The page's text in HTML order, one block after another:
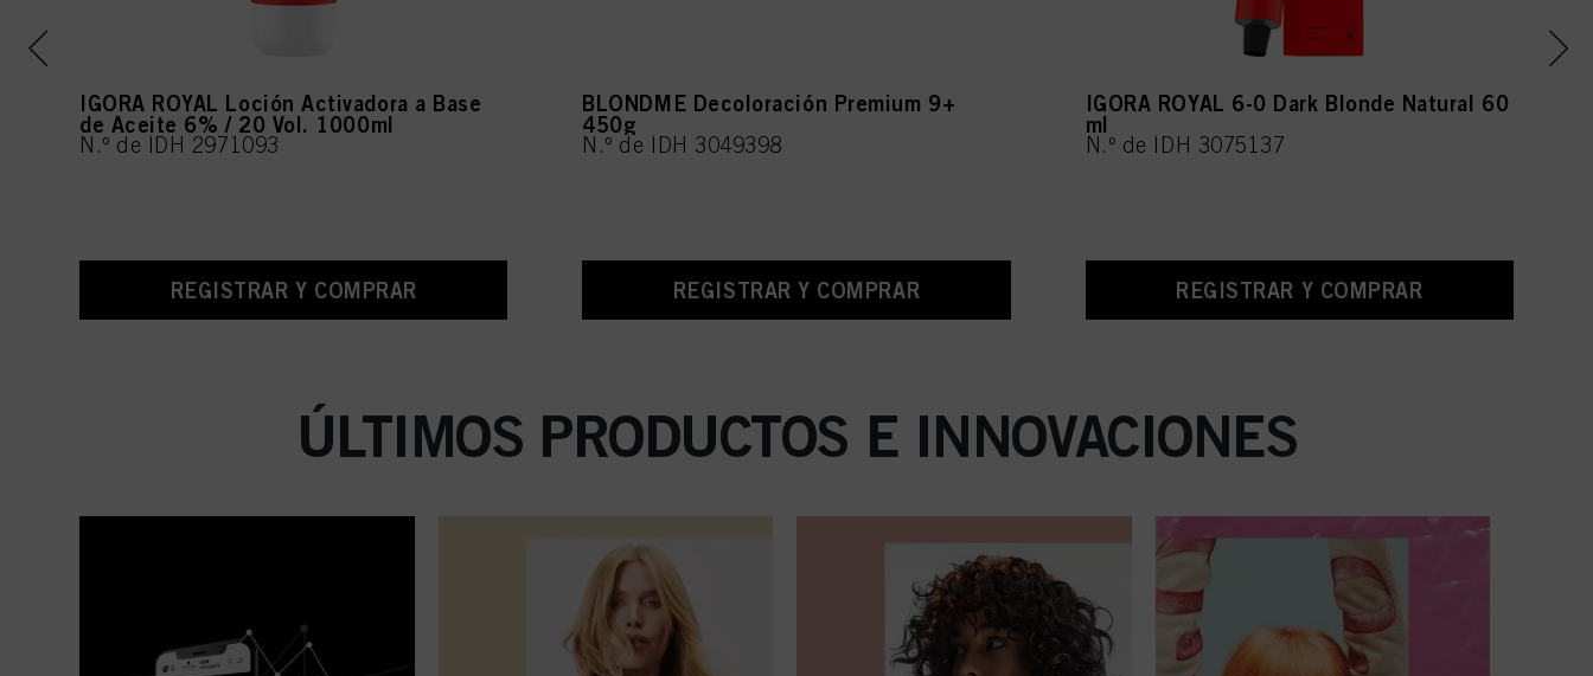
IGORA ROYAL Loción Activadora a Base
de Aceite 6% / 20 Vol. 1000ml
N.º de IDH 2971093
REGISTRAR Y COMPRAR
BLONDME Decoloración Premium 9+
450g
N.º de IDH 3049398
REGISTRAR Y COMPRAR
IGORA ROYAL 6-0 Dark Blonde Natural 60
ml
N.º de IDH 3075137
REGISTRAR Y COMPRAR
ÚLTIMOS PRODUCTOS E INNOVACIONES